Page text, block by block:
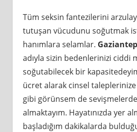
Tüm seksin fantezilerini
tutuşan vücudunu soğutmak
hanımlara selamlar.
adıyla sizin bedenlerinizi ciddi
soğutabilecek bir
ücret alarak cinsel taleplerinize
gibi görünsem de
almaktayım. Hayatınızda yer
başladığım dakikalarda